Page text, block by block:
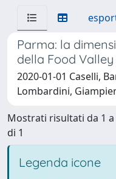
Parma: la
della Food Valley
2020-01-01 Caselli,
Lombardini,
Mostrati risultati da 1 a
di 1
Legenda icone